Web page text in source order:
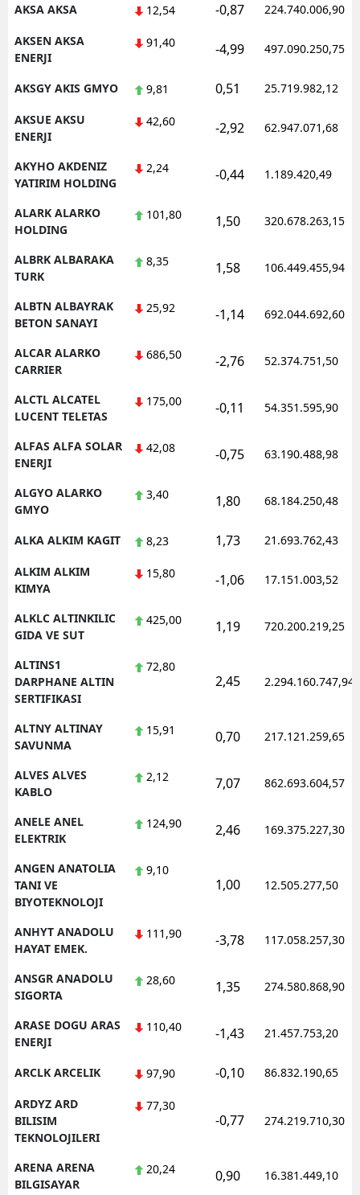
AKSA AKSA 12,54 -0,87 224.740.006,90
AKSEN AKSA
ENERJI
91,40 -4,99 497.090.250,75
AKSGY AKIS GMYO 9,81 0,51 25.719.982,12
AKSUE AKSU
ENERJI
42,60 -2,92 62.947.071,68
AKYHO AKDENIZ
YATIRIM HOLDING
2,24 -0,44 1.189.420,49
ALARK ALARKO
HOLDING
101,80 1,50 320.678.263,15
ALBRK ALBARAKA
TURK
8,35 1,58 106.449.455,94
ALBTN ALBAYRAK
BETON SANAYI
25,92 -1,14 692.044.692,60
ALCAR ALARKO
CARRIER
686,50 -2,76 52.374.751,50
ALCTL ALCATEL
LUCENT TELETAS
175,00 -0,11 54.351.595,90
ALFAS ALFA SOLAR
ENERJI
42,08 -0,75 63.190.488,98
ALGYO ALARKO
GMYO
3,40 1,80 68.184.250,48
ALKA ALKIM KAGIT 8,23 1,73 21.693.762,43
ALKIM ALKIM
KIMYA
15,80 -1,06 17.151.003,52
ALKLC ALTINKILIC
GIDA VE SUT
425,00 1,19 720.200.219,25
ALTINS1
DARPHANE ALTIN
SERTIFIKASI
72,80
2,45 2.294.160.747,94
ALTNY ALTINAY
SAVUNMA
15,91 0,70 217.121.259,65
ALVES ALVES
KABLO
2,12 7,07 862.693.604,57
ANELE ANEL
ELEKTRIK
124,90 2,46 169.375.227,30
ANGEN ANATOLIA
TANI VE
BIYOTEKNOLOJI
9,10
1,00 12.505.277,50
ANHYT ANADOLU
HAYAT EMEK.
111,90 -3,78 117.058.257,30
ANSGR ANADOLU
SIGORTA
28,60 1,35 274.580.868,90
ARASE DOGU ARAS
ENERJI
110,40 -1,43 21.457.753,20
ARCLK ARCELIK 97,90 -0,10 86.832.190,65
ARDYZ ARD
BILISIM
TEKNOLOJILERI
77,30
-0,77 274.219.710,30
ARENA ARENA
BILGISAYAR
20,24 0,90 16.381.449,10